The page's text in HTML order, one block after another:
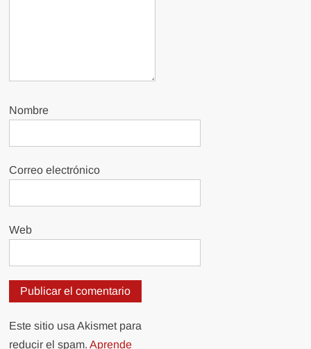
Nombre
Correo electrónico
Web
Este sitio usa Akismet para
reducir el spam.Aprende